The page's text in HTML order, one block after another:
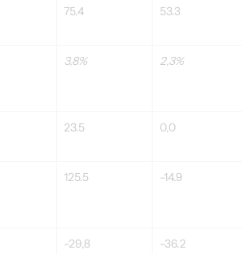
75.4 53.3
3,8% 2,3%
23.5 0,0
125.5 -14.9
-29,8 -36.2